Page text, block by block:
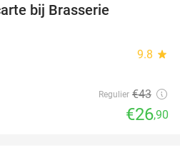
bij Brasserie
9.8 star
Regulier €43
€26,90